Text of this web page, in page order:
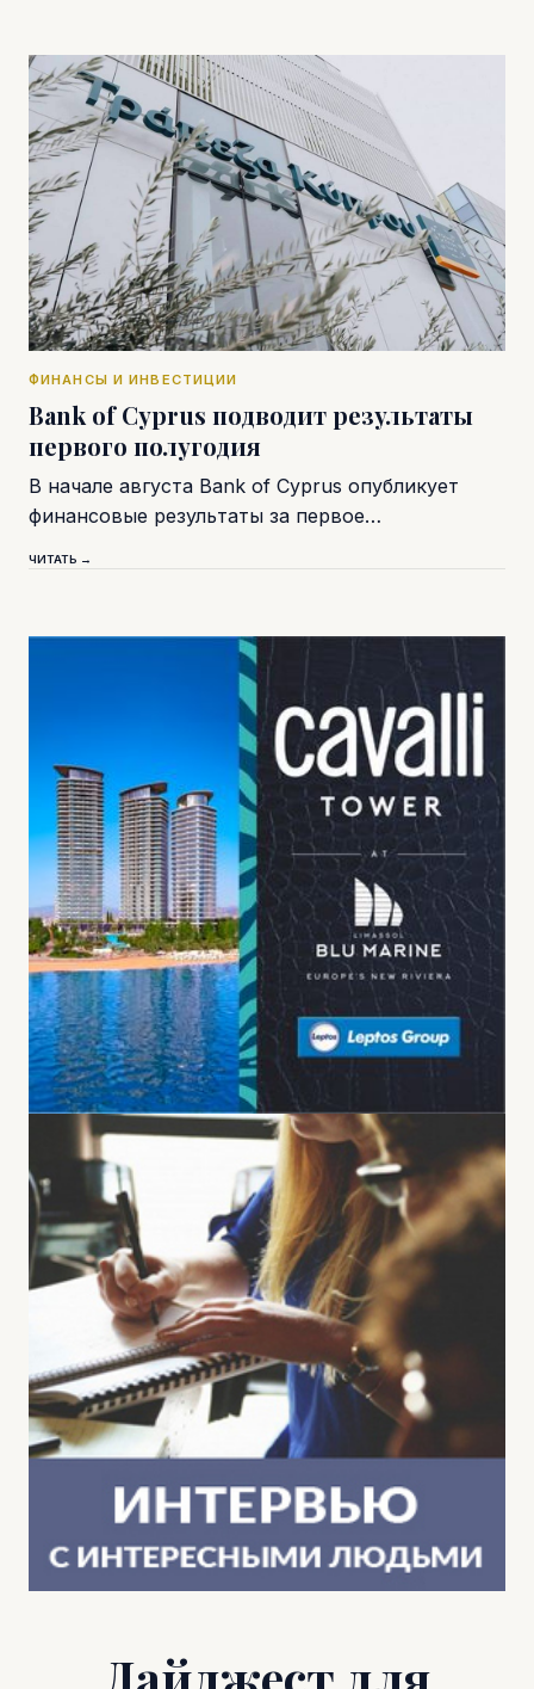
ФИНАНСЫ И ИНВЕСТИЦИИ
Bank of Cyprus подводит результаты
первого полугодия
В начале августа Bank of Cyprus опубликует
финансовые результаты за первое…
ЧИТАТЬ →